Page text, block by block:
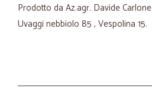
Prodotto da Az.agr. Davide Carlone
Uvaggi nebbiolo 85 , Vespolina 15.